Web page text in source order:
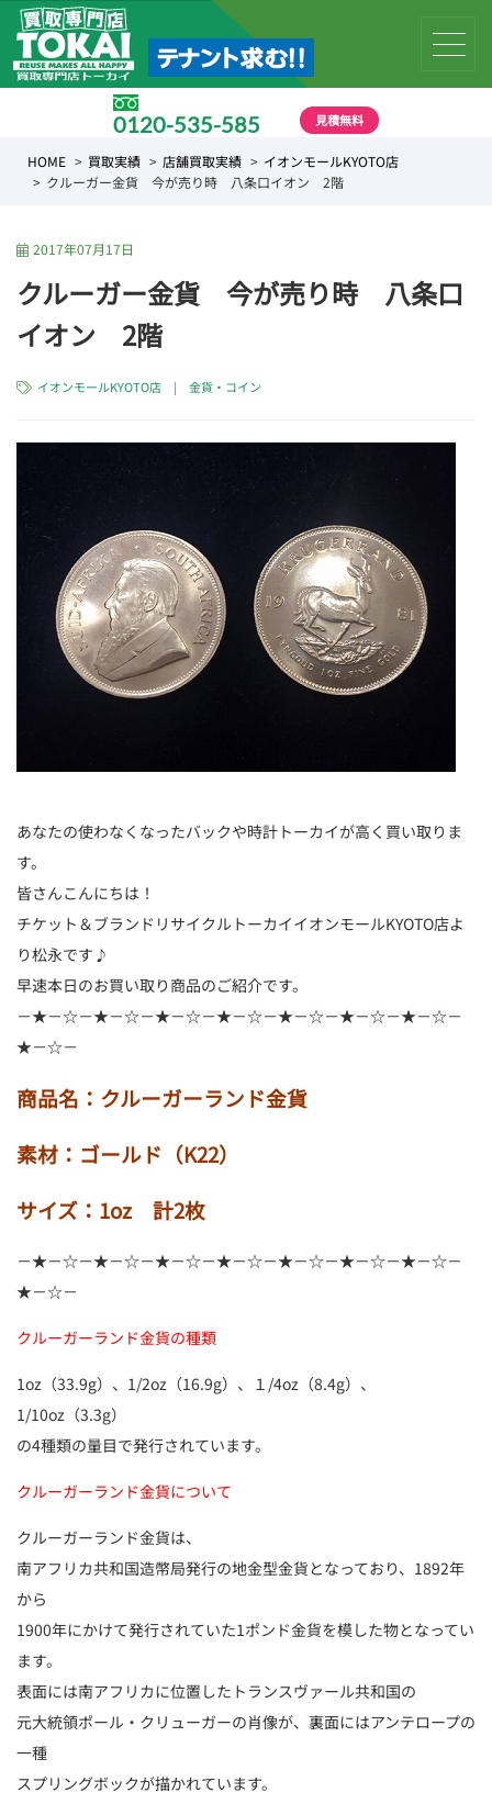
0120-535-585 見積無料
HOME 買取実績 店舗買取実績
イオンモールKYOTO店
クルーガー金貨 今が売り時 八条口イオン 2階
2017年07月17日
クルーガー金貨 今が売り時 八条口
イオン 2階
イオンモールKYOTO店 |金貨・コイン
あなたの使わなくなったバックや時計トーカイが高く買い取りま
す。
皆さんこんにちは！
チケット＆ブランドリサイクルトーカイイオンモールKYOTO店よ
り松永です♪
早速本日のお買い取り商品のご紹介です。
－★－☆－★－☆－★－☆－★－☆－★－☆－★－☆－★－☆－
★－☆－
商品名：クルーガーランド金貨
素材：ゴールド（K22）
サイズ：1oz 計2枚
－★－☆－★－☆－★－☆－★－☆－★－☆－★－☆－★－☆－
★－☆－
クルーガーランド金貨の種類
1oz（33.9g）、1/2oz（16.9g）、１/4oz（8.4g）、
1/10oz（3.3g）
の4種類の量目で発行されています。
クルーガーランド金貨について
クルーガーランド金貨は、
南アフリカ共和国造幣局発行の地金型金貨となっており、1892年
から
1900年にかけて発行されていた1ポンド金貨を模した物となってい
ます。
表面には南アフリカに位置したトランスヴァール共和国の
元大統領ポール・クリューガーの肖像が、裏面にはアンテロープの
一種
スプリングボックが描かれています。